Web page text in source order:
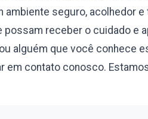
ambiente seguro, acolhedor
possam receber o cuidado e
alguém que você conhece
em contato conosco.